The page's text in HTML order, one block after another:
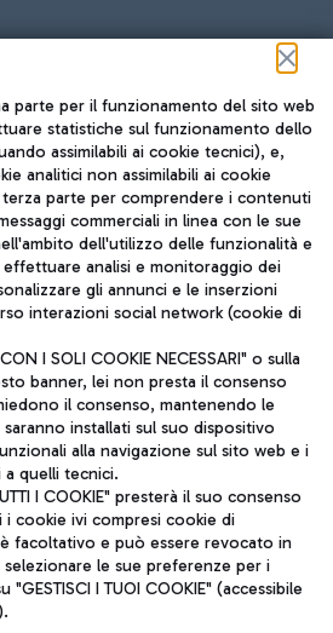
TRAVEL JOURNAL
ITA
Società soggetta a direzione e
S.p.A.
Imprese di Roma 13032990155 P.
int. vers.
Racchetti 1 - 00054 Fiumicino (RM)
parte per il funzionamento del sito web
statistiche sul funzionamento dello
assimilabili ai cookie tecnici), e,
analitici non assimilabili ai cookie
parte per comprendere i contenuti
commerciali in linea con le sue
dell'utilizzo delle funzionalità e
analisi e monitoraggio dei
gli annunci e le inserzioni
interazioni social network (cookie di
I SOLI COOKIE NECESSARI" o sulla
banner, lei non presta il consenso
il consenso, mantenendo le
installati sul suo dispositivo
alla navigazione sul sito web e i
a quelli tecnici.
I COOKIE" presterà il suo consenso
cookie ivi compresi cookie di
facoltativo e può essere revocato in
le sue preferenze per i
I TUOI COOKIE" (accessibile